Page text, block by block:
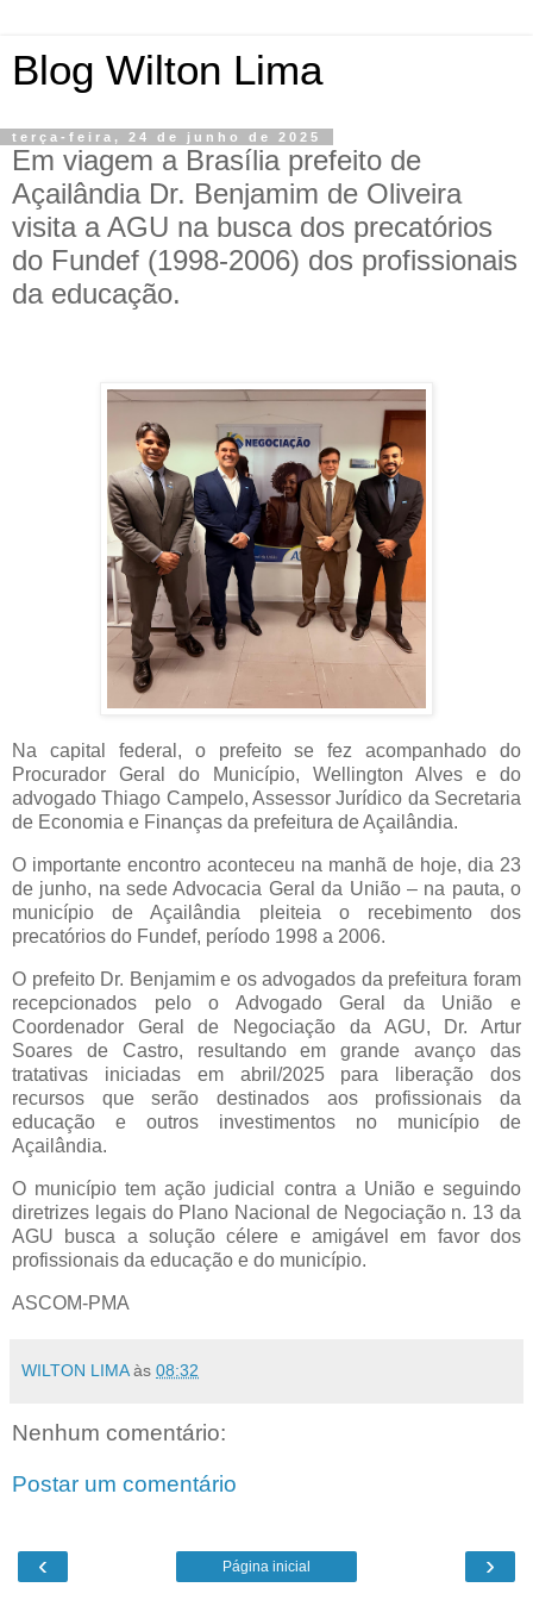
Blog Wilton Lima
terça-feira, 24 de junho de 2025
Em viagem a Brasília prefeito de
Açailândia Dr. Benjamim de Oliveira
visita a AGU na busca dos precatórios
do Fundef (1998-2006) dos profissionais
da educação.
Na capital federal, o prefeito se fez acompanhado do
Procurador Geral do Município, Wellington Alves e do
advogado Thiago Campelo, Assessor Jurídico da Secretaria
de Economia e Finanças da prefeitura de Açailândia.
O importante encontro aconteceu na manhã de hoje, dia 23
de junho, na sede Advocacia Geral da União – na pauta, o
município de Açailândia pleiteia o recebimento dos
precatórios do Fundef, período 1998 a 2006.
O prefeito Dr. Benjamim e os advogados da prefeitura foram
recepcionados pelo o Advogado Geral da União e
Coordenador Geral de Negociação da AGU, Dr. Artur
Soares de Castro, resultando em grande avanço das
tratativas iniciadas em abril/2025 para liberação dos
recursos que serão destinados aos profissionais da
educação e outros investimentos no município de
Açailândia.
O município tem ação judicial contra a União e seguindo
diretrizes legais do Plano Nacional de Negociação n. 13 da
AGU busca a solução célere e amigável em favor dos
profissionais da educação e do município.
ASCOM-PMA
WILTON LIMA às 08:32
Nenhum comentário:
Postar um comentário
‹ ›
Página inicial